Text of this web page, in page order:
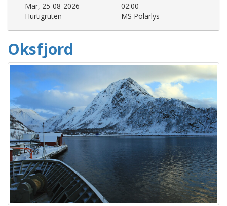
Mär, 25-08-2026
02:00
Hurtigruten
MS Polarlys
Oksfjord